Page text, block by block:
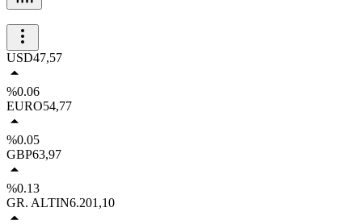
USD47,57
%0.06
EURO54,77
%0.05
GBP63,97
%0.13
GR. ALTIN6.201,10